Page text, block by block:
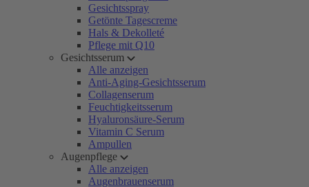
Gesichtsspray
Getönte Tagescreme
Hals & Dekolleté
Pflege mit Q10
Gesichtsserum
Alle anzeigen
Anti-Aging-Gesichtsserum
Collagenserum
Feuchtigkeitsserum
Hyaluronsäure-Serum
Vitamin C Serum
Ampullen
Augenpflege
Alle anzeigen
Augenbrauenserum